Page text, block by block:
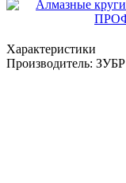
Характеристики
Производитель: ЗУБР